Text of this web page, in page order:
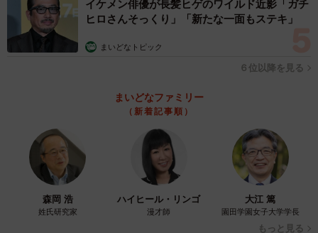
イケメン俳優が長髪ヒゲのワイルド近影「ガチ
ヒロさんそっくり」「新たな一面もステキ」
まいどなトピック
６位以降を見る
まいどなファミリー
（新着記事順）
森岡 浩
姓氏研究家
ハイヒール・リンゴ
漫才師
大江 篤
園田学園女子大学学長
もっと見る